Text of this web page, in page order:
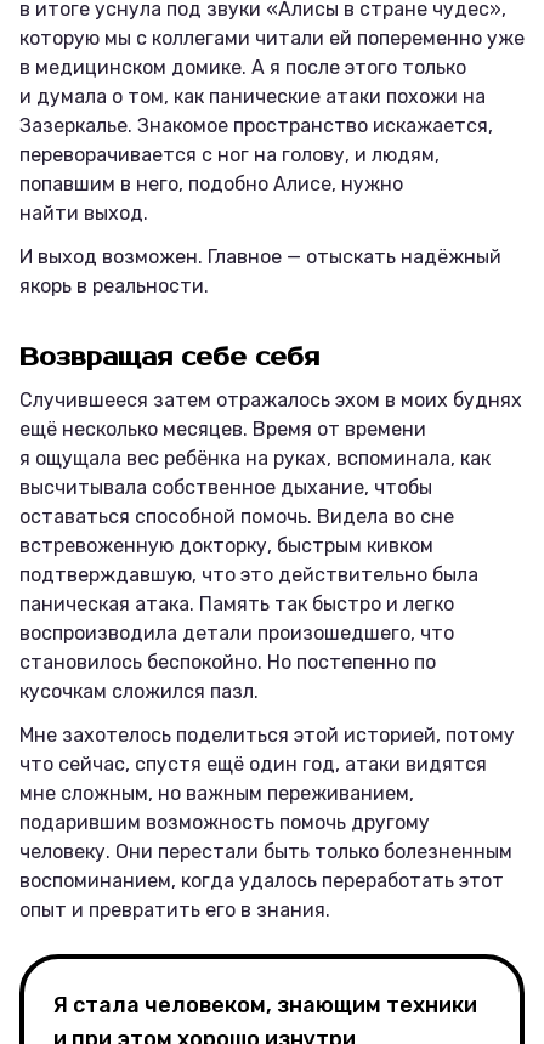
в итоге уснула под звуки «Алисы в стране чудес»,
которую мы с коллегами читали ей попеременно уже
в медицинском домике. А я после этого только
и думала о том, как панические атаки похожи на
Зазеркалье. Знакомое пространство искажается,
переворачивается с ног на голову, и людям,
попавшим в него, подобно Алисе, нужно
найти выход.
И выход возможен. Главное — отыскать надёжный
якорь в реальности.
Возвращая себе себя
Случившееся затем отражалось эхом в моих буднях
ещё несколько месяцев. Время от времени
я ощущала вес ребёнка на руках, вспоминала, как
высчитывала собственное дыхание, чтобы
оставаться способной помочь. Видела во сне
встревоженную докторку, быстрым кивком
подтверждавшую, что это действительно была
паническая атака. Память так быстро и легко
воспроизводила детали произошедшего, что
становилось беспокойно. Но постепенно по
кусочкам сложился пазл.
Мне захотелось поделиться этой историей, потому
что сейчас, спустя ещё один год, атаки видятся
мне сложным, но важным переживанием,
подарившим возможность помочь другому
человеку. Они перестали быть только болезненным
воспоминанием, когда удалось переработать этот
опыт и превратить его в знания.
Я стала человеком, знающим техники